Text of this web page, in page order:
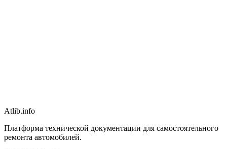
Atlib.info
Платформа технической документации для самостоятельного
ремонта автомобилей.